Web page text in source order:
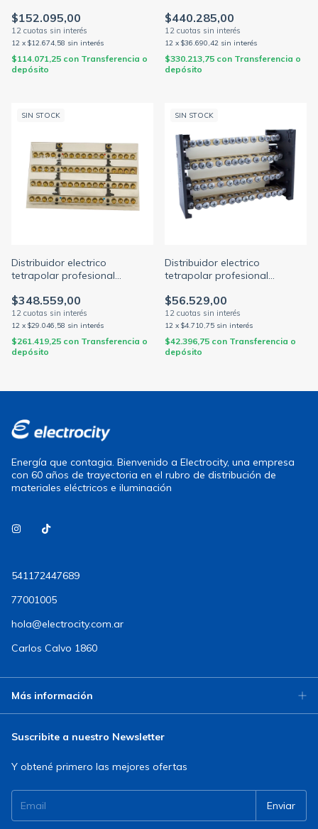
metro (ELENT)
$152.095,00
12 x $12.674,58 sin interés
$114.071,25 con Transferencia o
depósito
barras c/torn. 5/16 (ELENT)
$440.285,00
12 x $36.690,42 sin interés
$330.213,75 con Transferencia o
depósito
SIN STOCK
Distribuidor electrico
tetrapolar profesional
barras c/torn. 1/4 (ELENT)
$348.559,00
12 x $29.046,58 sin interés
$261.419,25 con Transferencia o
depósito
SIN STOCK
Distribuidor electrico
tetrapolar profesional
barras c/torn. 3/16 (ELENT)
$56.529,00
12 x $4.710,75 sin interés
$42.396,75 con Transferencia o
depósito
Energía que contagia. Bienvenido a Electrocity, una empresa
con 60 años de trayectoria en el rubro de distribución de
materiales eléctricos e iluminación
541172447689
77001005
hola@electrocity.com.ar
Carlos Calvo 1860
Más información
Suscribite a nuestro Newsletter
Y obtené primero las mejores ofertas